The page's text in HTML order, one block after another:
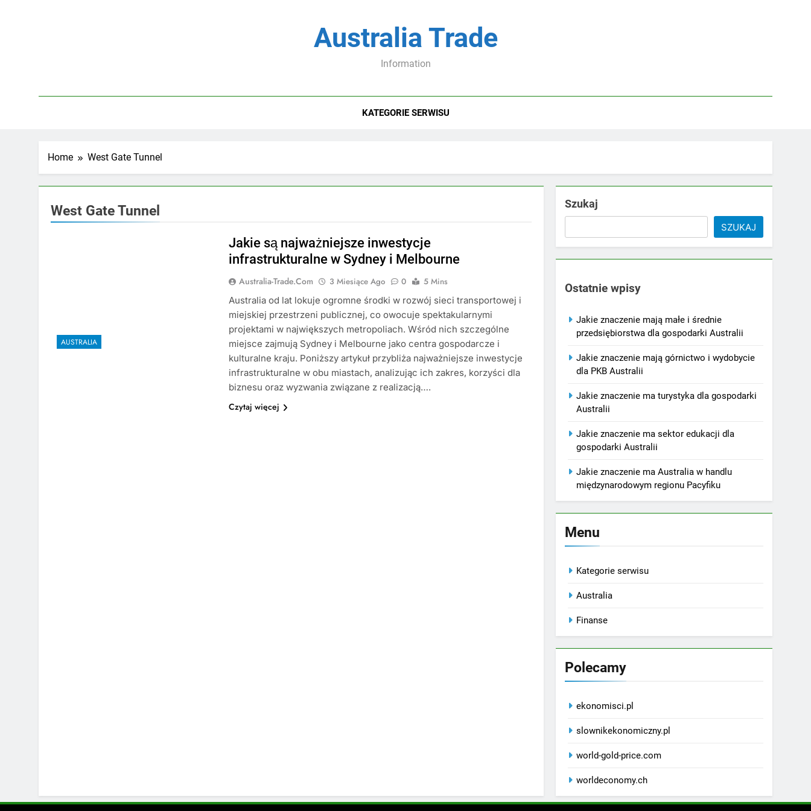
Australia Trade
Information
KATEGORIE SERWISU
Home West Gate Tunnel
West Gate Tunnel
AUSTRALIA
Jakie są najważniejsze inwestycje
infrastrukturalne w Sydney i Melbourne
Australia-Trade.com 3 Miesiące Ago 0
5 Mins
Australia od lat lokuje ogromne środki w rozwój sieci transportowej i
miejskiej przestrzeni publicznej, co owocuje spektakularnymi
projektami w największych metropoliach. Wśród nich szczególne
miejsce zajmują Sydney i Melbourne jako centra gospodarcze i
kulturalne kraju. Poniższy artykuł przybliża najważniejsze inwestycje
infrastrukturalne w obu miastach, analizując ich zakres, korzyści dla
biznesu oraz wyzwania związane z realizacją….
Czytaj więcej
Szukaj
SZUKAJ
Ostatnie wpisy
Jakie znaczenie mają małe i średnie
przedsiębiorstwa dla gospodarki Australii
Jakie znaczenie mają górnictwo i wydobycie
dla PKB Australii
Jakie znaczenie ma turystyka dla gospodarki
Australii
Jakie znaczenie ma sektor edukacji dla
gospodarki Australii
Jakie znaczenie ma Australia w handlu
międzynarodowym regionu Pacyfiku
Menu
Kategorie serwisu
Australia
Finanse
Polecamy
ekonomisci.pl
slownikekonomiczny.pl
world-gold-price.com
worldeconomy.ch